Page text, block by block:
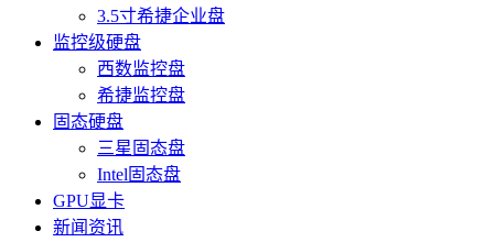
3.5寸希捷企业盘
监控级硬盘
西数监控盘
希捷监控盘
固态硬盘
三星固态盘
Intel固态盘
GPU显卡
新闻资讯